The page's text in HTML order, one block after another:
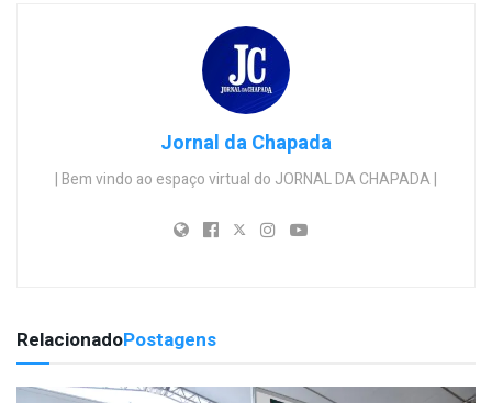
Jornal da Chapada
| Bem vindo ao espaço virtual do JORNAL DA CHAPADA |
RelacionadoPostagens